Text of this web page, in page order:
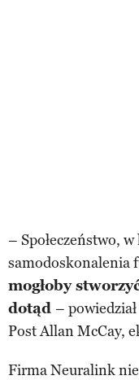
– Społeczeństwo,
samodoskonalenia
mogłoby
dotąd –
Post Allan McCay,
Firma Neuralink